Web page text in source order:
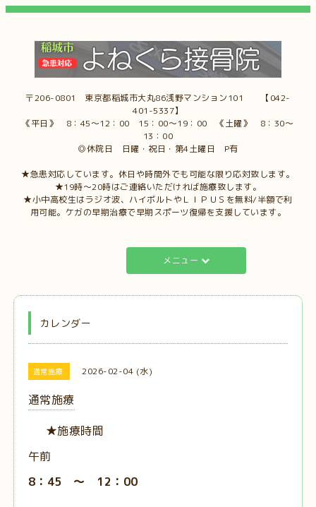
〒206-0801 東京都稲城市大丸86浅野マンション101 【042-
401-5337】
《平日》 8：45～12：00 15：00～19：00 《土曜》 8：30～
13：00
◎休院日 日曜・祝日・第4土曜日 P有
★急患対応しています。休日や時間外でも可能な限り応対致します。
★19時～20時はご連絡いただければ施療致します。
★小中高校生はラジオ波、ハイボルトやＬＩＰＵＳを無料/半額で利
用可能。ケガの早期治療で早期スポーツ復帰を支援しています。
メニュー
カレンダー
通常施療 2026-02-04 (水)
通常施療
★施療時間
午前
8：45 ～ 12：00